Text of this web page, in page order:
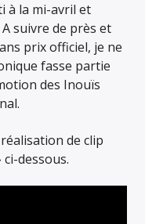
à la mi-avril et
suivre de près et
prix officiel, je ne
fasse partie
des Inouïs
de clip
ci-dessous.